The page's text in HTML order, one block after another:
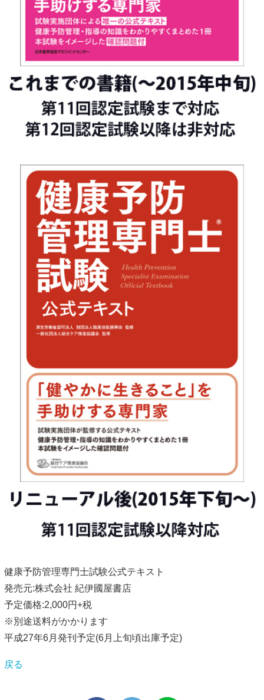
健康予防管理専門士試験公式テキスト
発売元:株式会社 紀伊國屋書店
予定価格:2,000円+税
※別途送料がかかります
平成27年6月発刊予定(6月上旬頃出庫予定)
戻る